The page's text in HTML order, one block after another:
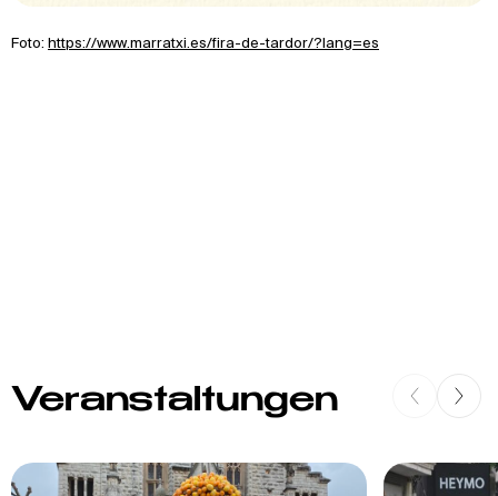
Foto: https://www.marratxi.es/fira-de-tardor/?lang=es
Veranstaltungen